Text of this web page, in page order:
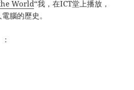
World“我，在ICT堂上播放，
腦的歷史。